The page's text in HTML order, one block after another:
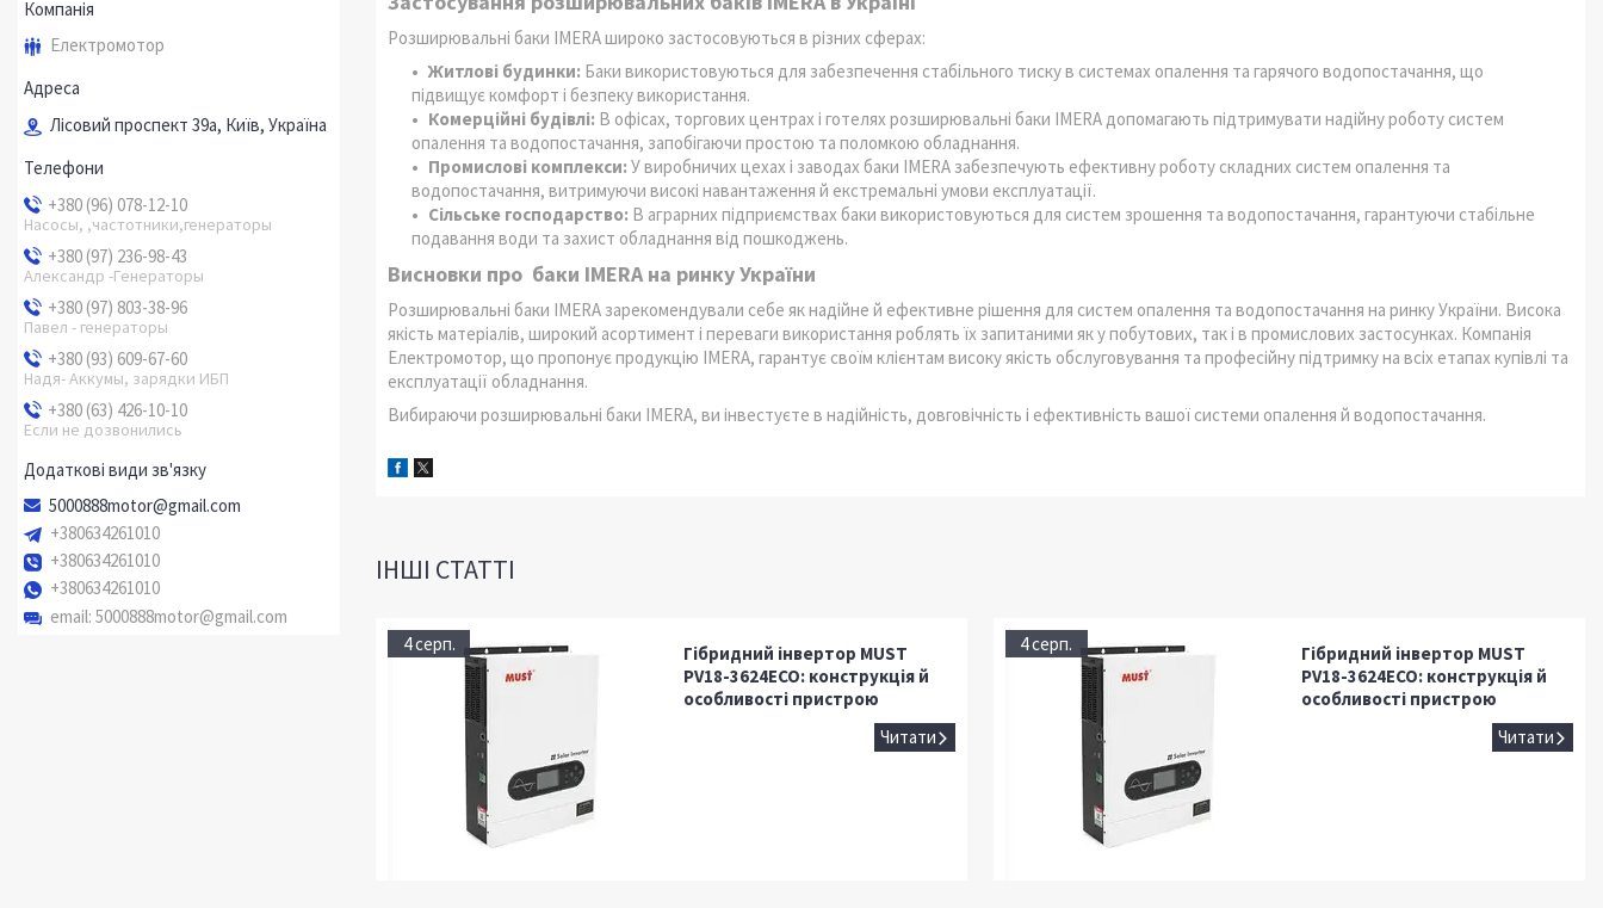
Розширювальні баки IMERA широко застосовуються в різних сферах:
Житлові будинки: Баки використовуються для забезпечення стабільного тиску в системах опалення та гарячого водопостачання, що
підвищує комфорт і безпеку використання.
Комерційні будівлі: В офісах, торгових центрах і готелях розширювальні баки IMERA допомагають підтримувати надійну роботу систем
опалення та водопостачання, запобігаючи простою та поломкою обладнання.
Промислові комплекси: У виробничих цехах і заводах баки IMERA забезпечують ефективну роботу складних систем опалення та
водопостачання, витримуючи високі навантаження й екстремальні умови експлуатації.
Сільське господарство: В аграрних підприємствах баки використовуються для систем зрошення та водопостачання, гарантуючи стабільне
подавання води та захист обладнання від пошкоджень.
Висновки про баки IMERA на ринку України
Розширювальні баки IMERA зарекомендували себе як надійне й ефективне рішення для систем опалення та водопостачання на ринку України. Висока
якість матеріалів, широкий асортимент і переваги використання роблять їх запитаними як у побутових, так і в промислових застосунках. Компанія
Електромотор, що пропонує продукцію IMERA, гарантує своїм клієнтам високу якість обслуговування та професійну підтримку на всіх етапах купівлі та
експлуатації обладнання.
Вибираючи розширювальні баки IMERA, ви інвестуєте в надійність, довговічність і ефективність вашої системи опалення й водопостачання.
ІНШІ СТАТТІ
4 серп.
Гібридний інвертор MUST
PV18-3624ECO: конструкція й
особливості пристрою
4 серп.
Гібридний інвертор MUST
PV18-3624ECO: конструкція й
особливості пристрою
Електромотор
Лісовий проспект 39а, Київ, Україна
+380 (96) 078-12-10
Насосы, ,частотники,генераторы
+380 (97) 236-98-43
Александр -Генераторы
+380 (97) 803-38-96
Павел - генераторы
+380 (93) 609-67-60
Надя- Аккумы, зарядки ИБП
+380 (63) 426-10-10
Если не дозвонились
5000888motor@gmail.com
+380634261010
+380634261010
+380634261010
email 5000888motor@gmail.com